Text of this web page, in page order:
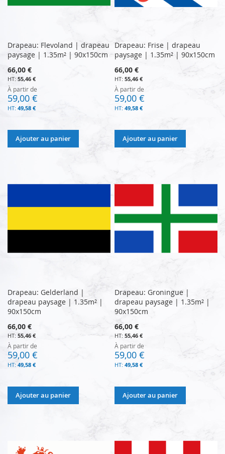
Drapeau: Flevoland | drapeau
paysage | 1.35m² | 90x150cm
66,00 €
55,46 €
À partir de
59,00 €
49,58 €
Ajouter au panier
Drapeau: Frise | drapeau
paysage | 1.35m² | 90x150cm
66,00 €
55,46 €
À partir de
59,00 €
49,58 €
Ajouter au panier
Drapeau: Gelderland |
drapeau paysage | 1.35m² |
90x150cm
66,00 €
55,46 €
À partir de
59,00 €
49,58 €
Ajouter au panier
Drapeau: Groningue |
drapeau paysage | 1.35m² |
90x150cm
66,00 €
55,46 €
À partir de
59,00 €
49,58 €
Ajouter au panier